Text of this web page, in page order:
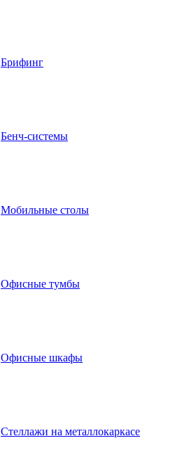
Брифинг
Бенч-системы
Мобильные столы
Офисные тумбы
Офисные шкафы
Стеллажи на металлокаркасе